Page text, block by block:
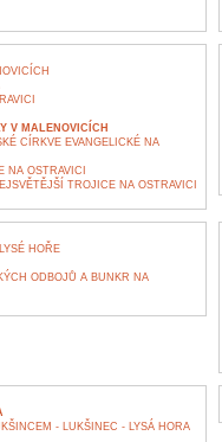
V MALENOVICÍCH
CÍRKVE EVANGELICKÉ NA
NA OSTRAVICI
TROJICE NA OSTRAVICI
HOŘE
ODBOJŮ A BUNKR NA
- LUKŠINEC - LYSÁ HORA